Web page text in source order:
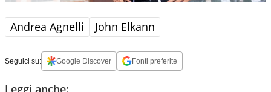
Andrea Agnelli John Elkann
Seguici su: Google Discover Fonti preferite